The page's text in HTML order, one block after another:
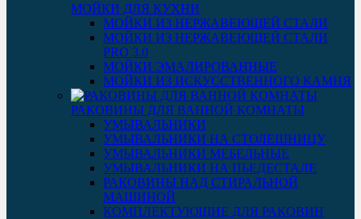
МОЙКИ ДЛЯ КУХНИ
МОЙКИ ИЗ НЕРЖАВЕЮЩЕЙ СТАЛИ
МОЙКИ ИЗ НЕРЖАВЕЮЩЕЙ СТАЛИ
PRO 3.0
МОЙКИ ЭМАЛИРОВАННЫЕ
МОЙКИ ИЗ ИСКУССТВЕННОГО КАМНЯ
РАКОВИНЫ ДЛЯ ВАННОЙ КОМНАТЫ
УМЫВАЛЬНИКИ
УМЫВАЛЬНИКИ НА СТОЛЕШНИЦУ
УМЫВАЛЬНИКИ МЕБЕЛЬНЫЕ
УМЫВАЛЬНИКИ НА ПЬЕДЕСТАЛЕ
РАКОВИНЫ НАД СТИРАЛЬНОЙ
МАШИНОЙ
КОМПЛЕКТУЮЩИЕ ДЛЯ РАКОВИН